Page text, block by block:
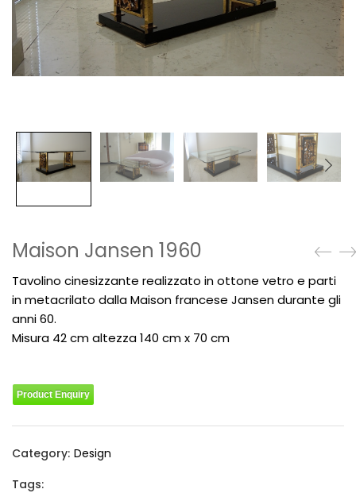
Maison Jansen 1960
Tavolino cinesizzante realizzato in ottone vetro e parti
inmetacrilato dalla Maison francese Jansen durante gli
anni 60.
Misura 42 cm altezza 140 cm x 70 cm
Product Enquiry
Category: Design
Tags: